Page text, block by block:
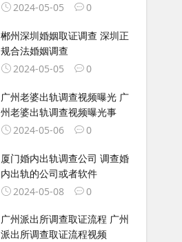
2024-05-05
0
郴州深圳婚姻取证调查 深圳正
规合法婚姻调查
2024-05-05
0
广州老婆出轨调查视频曝光 广
州老婆出轨调查视频曝光事
2024-05-06
0
厦门婚内出轨调查公司 调查婚
内出轨的公司或者软件
2024-05-08
0
广州派出所调查取证流程 广州
派出所调查取证流程视频